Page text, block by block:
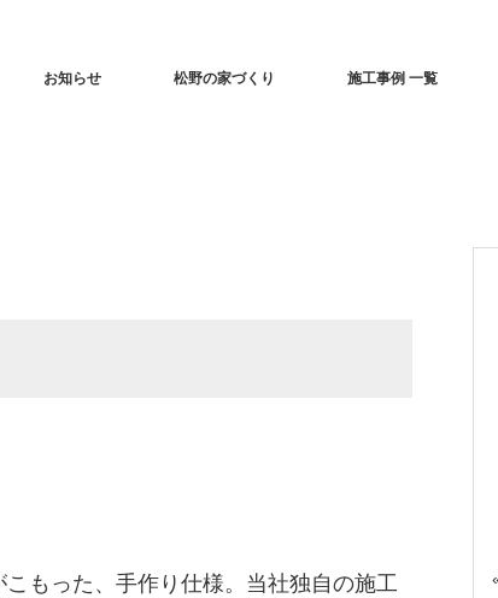
お知らせ 松野の家づくり 施工事例 一覧
もった、手作り仕様。当社独自の施工